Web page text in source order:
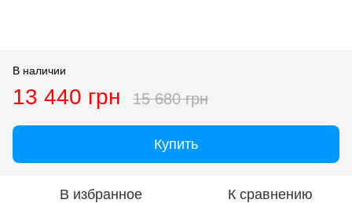
В наличии
13 440 грн 15 680 грн
Купить
В избранное К сравнению